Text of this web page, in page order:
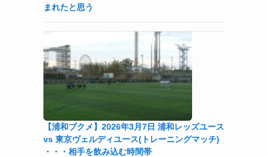
まれたと思う
【浦和ブクメ】2026年3月7日 浦和レッズユース
vs 東京ヴェルディユース(トレーニングマッチ)
・・・相手を飲み込む時間帯